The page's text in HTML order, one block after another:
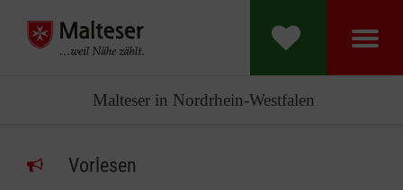
Malteser in Nordrhein-Westfalen
Vorlesen